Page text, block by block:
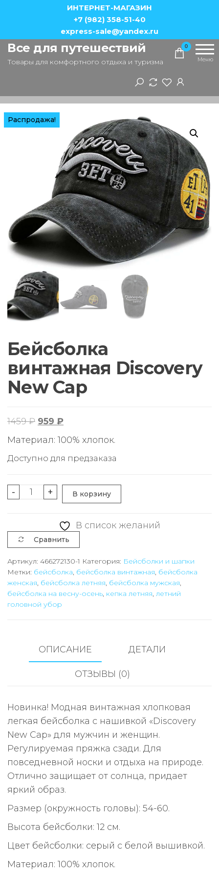
содержимому
ИНТЕРНЕТ-МАГАЗИН
+7 (982) 358-51-40
express-sale@yandex.ru
Все для путешествий
Товары для комфортного отдыха и туризма
0
Меню
Распродажа!
Бейсболка
винтажная Discovery
New Cap
1459₽ Первоначальная
цена
1459 ₽.
959 ₽Текущая
цена:
Материал: 100% хлопок.
Доступно для предзаказа
-
Количество
винтажная
Discovery
New
Cap
+ В корзину
В список желаний
Сравнить
Артикул: 466272130-1 Категория: Бейсболки и шапки
Метки: бейсболка, бейсболка винтажная, бейсболка
женская, бейсболка летняя, бейсболка мужская,
бейсболка на весну-осень, кепка летняя, летний
головной убор
ОПИСАНИЕ ДЕТАЛИ
ОТЗЫВЫ (0)
Новинка! Модная винтажная хлопковая
легкая бейсболка с нашивкой «Discovery
New Cap» для мужчин и женщин.
Регулируемая пряжка сзади. Для
повседневной носки и отдыха на природе.
Отлично защищает от солнца, придает
яркий образ.
Размер (окружность головы): 54-60.
Высота бейсболки: 12 см.
Цвет бейсболки: серый с белой вышивкой.
Материал: 100% хлопок.